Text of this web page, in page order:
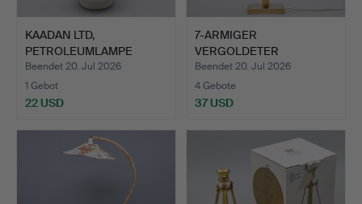
KAADAN LTD,
PETROLEUMLAMPE
"TANZENDE WICHT…
Beendet 20. Jul 2026
1 Gebot
22 USD
7-ARMIGER
VERGOLDETER
ADVENTSLIEUCHTER,
ÅK…
Beendet 20. Jul 2026
4 Gebote
37 USD